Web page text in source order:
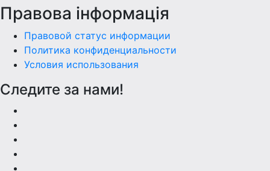
Правова інформація
Правовой статус информации
Политика конфиденциальности
Условия использования
Следите за нами!